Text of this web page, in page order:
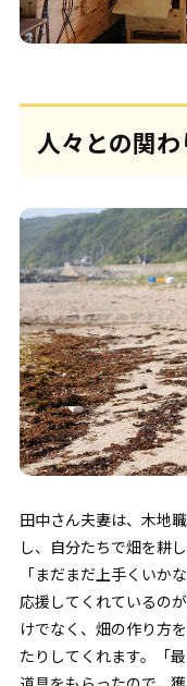
人々との関
田中さん夫妻は、木地
し、自分たちで畑を耕
「まだまだ上手くいか
応援してくれているの
けでなく、畑の作り方
たりしてくれます。「